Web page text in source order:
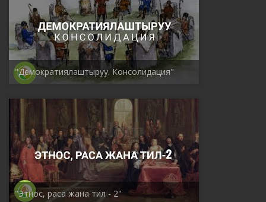
"Демократиялаштыруу. Консолидация"
"Этнос, раса жана тил - 2"